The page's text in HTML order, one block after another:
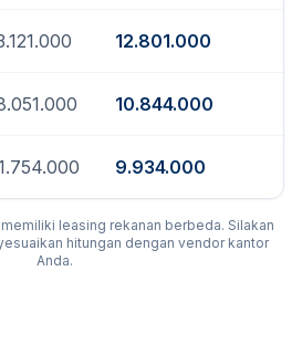
12.801.000
10.844.000
9.934.000
leasing rekanan berbeda. Silakan
hitungan dengan vendor kantor
Anda.